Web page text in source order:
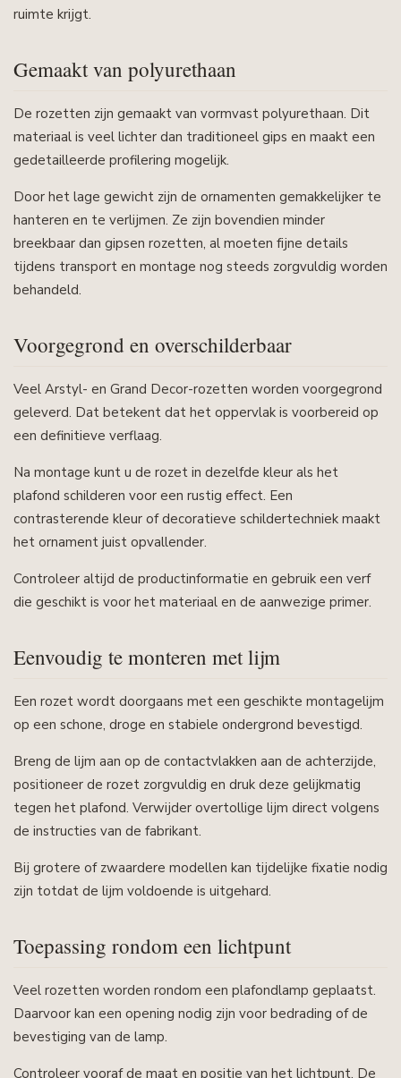
ruimte krijgt.
Gemaakt van polyurethaan
De rozetten zijn gemaakt van vormvast polyurethaan. Dit
materiaal is veel lichter dan traditioneel gips en maakt een
gedetailleerde profilering mogelijk.
Door het lage gewicht zijn de ornamenten gemakkelijker te
hanteren en te verlijmen. Ze zijn bovendien minder
breekbaar dan gipsen rozetten, al moeten fijne details
tijdens transport en montage nog steeds zorgvuldig worden
behandeld.
Voorgegrond en overschilderbaar
Veel Arstyl- en Grand Decor-rozetten worden voorgegrond
geleverd. Dat betekent dat het oppervlak is voorbereid op
een definitieve verflaag.
Na montage kunt u de rozet in dezelfde kleur als het
plafond schilderen voor een rustig effect. Een
contrasterende kleur of decoratieve schildertechniek maakt
het ornament juist opvallender.
Controleer altijd de productinformatie en gebruik een verf
die geschikt is voor het materiaal en de aanwezige primer.
Eenvoudig te monteren met lijm
Een rozet wordt doorgaans met een geschikte montagelijm
op een schone, droge en stabiele ondergrond bevestigd.
Breng de lijm aan op de contactvlakken aan de achterzijde,
positioneer de rozet zorgvuldig en druk deze gelijkmatig
tegen het plafond. Verwijder overtollige lijm direct volgens
de instructies van de fabrikant.
Bij grotere of zwaardere modellen kan tijdelijke fixatie nodig
zijn totdat de lijm voldoende is uitgehard.
Toepassing rondom een lichtpunt
Veel rozetten worden rondom een plafondlamp geplaatst.
Daarvoor kan een opening nodig zijn voor bedrading of de
bevestiging van de lamp.
Controleer vooraf de maat en positie van het lichtpunt. De